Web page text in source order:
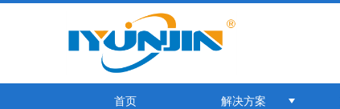
首页 解决方案